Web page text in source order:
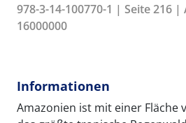
978-3-14-100770-1 | Seite 216
16000000
Informationen
Amazonien ist mit einer Fläche